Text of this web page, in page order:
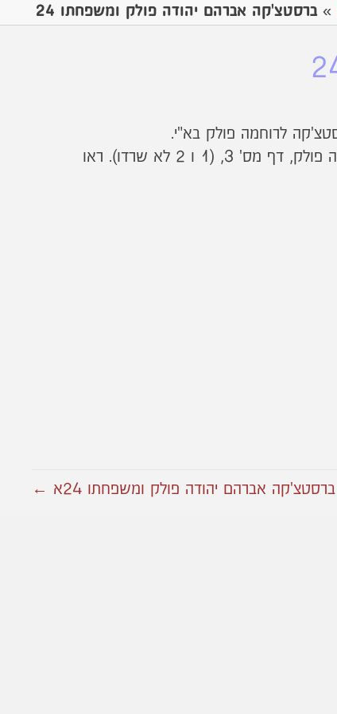
»ברסטצ'קה אברהם יהודה פולק ומשפחתו 24
תאור אישיותו ההרסנית של שלמה פולק, דף מס' 3, (1 ו 2 לא שרדו). ראו
ברסטצ'קה אברהם יהודה פולק ומשפחתו 24א ←